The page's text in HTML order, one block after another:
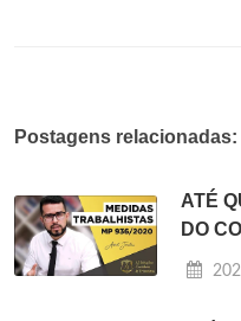
Postagens relacionadas:
ATÉ
DO